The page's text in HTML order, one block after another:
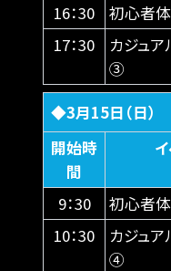
16：30
初心者
17：30
カジュア
③
◆3月15日（日）
開始時
間
9：30
初心者
10：30
カジュア
④